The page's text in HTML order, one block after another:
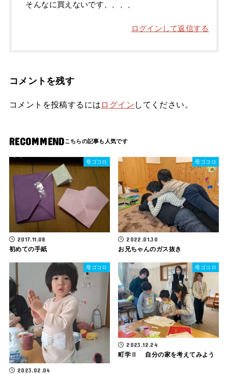
そんなに買えないです、、、、
ログインして返信する
コメントを残す
コメントを投稿するには ログイン してください。
RECOMMEND
母ゴコロ
2017.11.08
初めての手紙
母ゴコロ
2022.01.30
お兄ちゃんのガス抜き
母ゴコロ
2023.02.04
母ゴコロ
2023.12.24
町学Ⅱ 自分の家を考えてみよう